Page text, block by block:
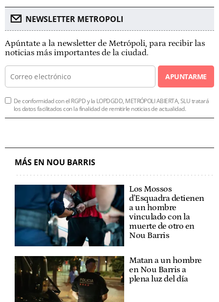
NEWSLETTER METROPOLI
Apúntate a la newsletter de Metrópoli, para recibir las
noticias más importantes de la ciudad.
APUNTARME
De conformidad con el RGPD y la LOPDGDD, METRÓPOLI ABIERTA, SLU tratará
los datos facilitados con la finalidad de remitirle noticias de actualidad.
MÁS EN NOU BARRIS
Los Mossos
d'Esquadra detienen
a un hombre
vinculado con la
muerte de otro en
Nou Barris
Matan a un hombre
en Nou Barris a
plena luz del día